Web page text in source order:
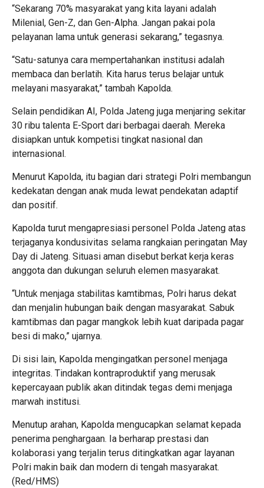
“Sekarang 70% masyarakat yang kita layani adalah
Milenial, Gen-Z, dan Gen-Alpha. Jangan pakai pola
pelayanan lama untuk generasi sekarang,” tegasnya.
“Satu-satunya cara mempertahankan institusi adalah
membaca dan berlatih. Kita harus terus belajar untuk
melayani masyarakat,” tambah Kapolda.
Selain pendidikan AI, Polda Jateng juga menjaring sekitar
30 ribu talenta E-Sport dari berbagai daerah. Mereka
disiapkan untuk kompetisi tingkat nasional dan
internasional.
Menurut Kapolda, itu bagian dari strategi Polri membangun
kedekatan dengan anak muda lewat pendekatan adaptif
dan positif.
Kapolda turut mengapresiasi personel Polda Jateng atas
terjaganya kondusivitas selama rangkaian peringatan May
Day di Jateng. Situasi aman disebut berkat kerja keras
anggota dan dukungan seluruh elemen masyarakat.
“Untuk menjaga stabilitas kamtibmas, Polri harus dekat
dan menjalin hubungan baik dengan masyarakat. Sabuk
kamtibmas dan pagar mangkok lebih kuat daripada pagar
besi di mako,” ujarnya.
Di sisi lain, Kapolda mengingatkan personel menjaga
integritas. Tindakan kontraproduktif yang merusak
kepercayaan publik akan ditindak tegas demi menjaga
marwah institusi.
Menutup arahan, Kapolda mengucapkan selamat kepada
penerima penghargaan. Ia berharap prestasi dan
kolaborasi yang terjalin terus ditingkatkan agar layanan
Polri makin baik dan modern di tengah masyarakat.
(Red/HMS)